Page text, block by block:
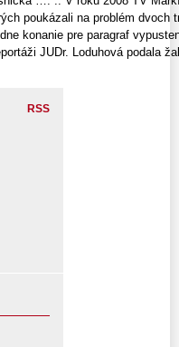
poukázali na problém dvoch
konanie pre paragraf
JUDr. Loduhová podala
RSS